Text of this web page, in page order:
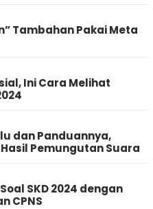
Tambahan Pakai Meta
Ini Cara Melihat
dan Panduannya,
Pemungutan Suara
SKD 2024 dengan
CPNS